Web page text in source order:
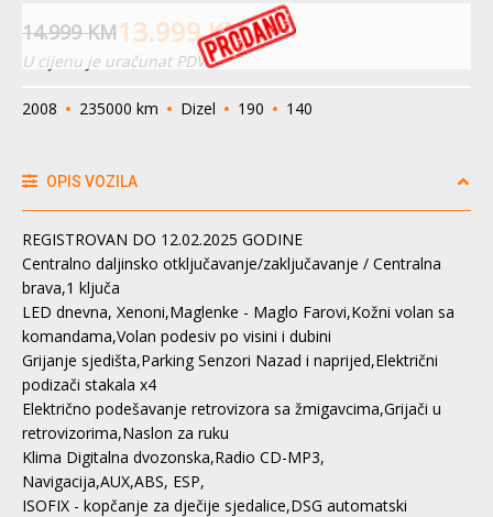
14.999KM13.999KM
U cijenu je uračunat PDV
2008 235000 km Dizel 190 140
OPIS VOZILA
REGISTROVAN DO 12.02.2025 GODINE
Centralno daljinsko otključavanje/zaključavanje / Centralna
brava,1 ključa
LED dnevna, Xenoni,Maglenke - Maglo Farovi,Kožni volan sa
komandama,Volan podesiv po visini i dubini
Grijanje sjedišta,Parking Senzori Nazad i naprijed,Električni
podizači stakala x4
Električno podešavanje retrovizora sa žmigavcima,Grijači u
retrovizorima,Naslon za ruku
Klima Digitalna dvozonska,Radio CD-MP3,
Navigacija,AUX,ABS, ESP,
ISOFIX - kopčanje za dječije sjedalice,DSG automatski